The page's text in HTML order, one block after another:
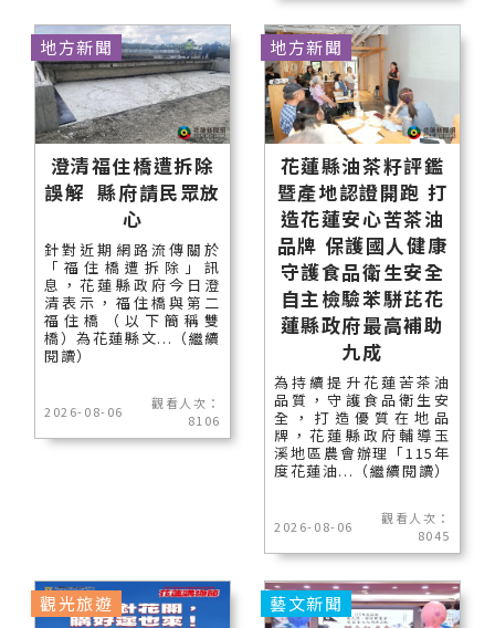
澄清福住橋遭拆除
誤解 縣府請民眾放
心
針對近期網路流傳關於
「福住橋遭拆除」訊
息，花蓮縣政府今日澄
清表示，福住橋與第二
福住橋（以下簡稱雙
橋）為花蓮縣文...（繼續
閱讀）
2026-08-06
觀看人次：
8106
地方新聞
花蓮縣油茶籽評鑑
暨產地認證開跑 打
造花蓮安心苦茶油
品牌 保護國人健康
守護食品衛生安全
自主檢驗苯駢芘花
蓮縣政府最高補助
九成
為持續提升花蓮苦茶油
品質，守護食品衛生安
全，打造優質在地品
牌，花蓮縣政府輔導玉
溪地區農會辦理「115年
度花蓮油...（繼續閱讀）
2026-08-06
觀看人次：
8045
地方新聞
觀光旅遊 藝文新聞